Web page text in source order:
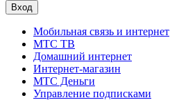
Вход
Мобильная связь и интернет
МТС ТВ
Домашний интернет
Интернет-магазин
МТС Деньги
Управление подписками